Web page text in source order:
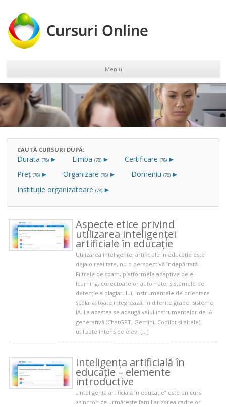
Meniu
Sari la conținut
CAUTĂ CURSURI DUPĂ:
Durata (78) ► Limba (78) ► Certificare (78) ►
Preț (78) ► Organizare (78) ► Domeniu (78) ►
Instituţie organizatoare (78) ►
Aspecte etice privind
utilizarea inteligenței
artificiale în educație
Utilizarea inteligenței artificiale în educație este
deja o realitate, nu o perspectivă îndepărtată.
Filtrele de spam, platformele adaptive de e-
learning, corectoarelor automate, sistemele de
detecție a plagiatului, instrumentele de orientare
școlară: toate integrează, în diferite grade, sisteme
IA. La acestea se adaugă valul instrumentelor de IA
generativă (ChatGPT, Gemini, Copilot și altele),
utilizate intens de elevi […]
Inteligența artificială în
educație – elemente
introductive
„Inteligența artificială în educație” este un curs
asincron ce urmărește familiarizarea cadrelor